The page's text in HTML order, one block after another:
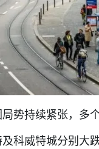
势持续紧张，多
科威特城分别大